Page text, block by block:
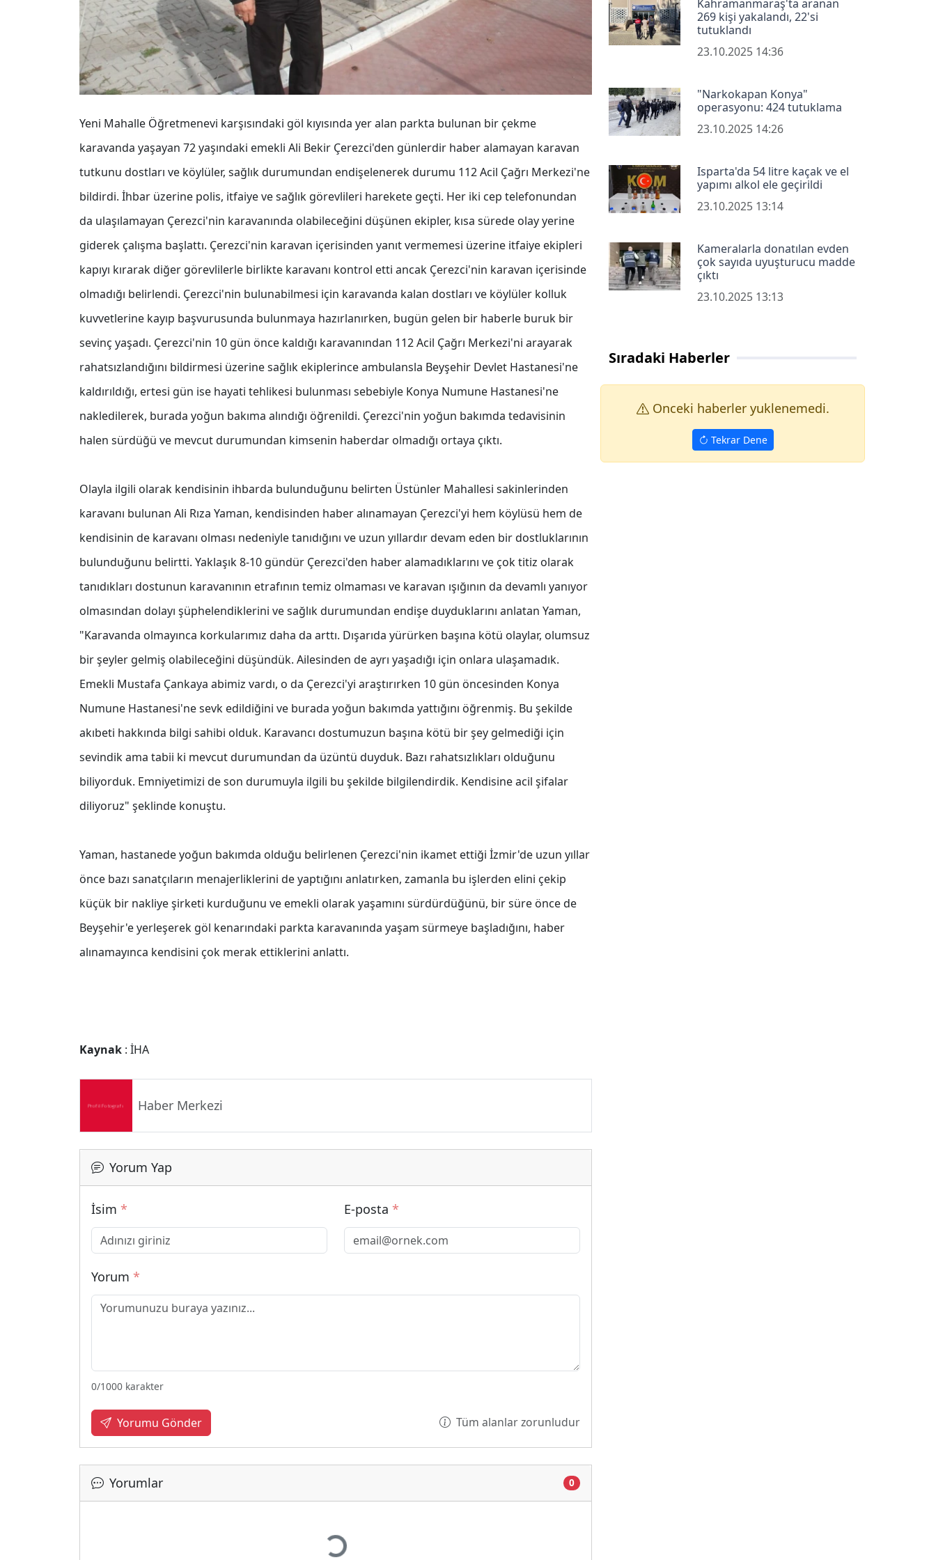
Yeni Mahalle Öğretmenevi karşısındaki göl kıyısında yer alan parkta bulunan bir çekme
karavanda yaşayan 72 yaşındaki emekli Ali Bekir Çerezci'den günlerdir haber alamayan karavan
tutkunu dostları ve köylüler, sağlık durumundan endişelenerek durumu 112 Acil Çağrı Merkezi'ne
bildirdi. İhbar üzerine polis, itfaiye ve sağlık görevlileri harekete geçti. Her iki cep telefonundan
da ulaşılamayan Çerezci'nin karavanında olabileceğini düşünen ekipler, kısa sürede olay yerine
giderek çalışma başlattı. Çerezci'nin karavan içerisinden yanıt vermemesi üzerine itfaiye ekipleri
kapıyı kırarak diğer görevlilerle birlikte karavanı kontrol etti ancak Çerezci'nin karavan içerisinde
olmadığı belirlendi. Çerezci'nin bulunabilmesi için karavanda kalan dostları ve köylüler kolluk
kuvvetlerine kayıp başvurusunda bulunmaya hazırlanırken, bugün gelen bir haberle buruk bir
sevinç yaşadı. Çerezci'nin 10 gün önce kaldığı karavanından 112 Acil Çağrı Merkezi'ni arayarak
rahatsızlandığını bildirmesi üzerine sağlık ekiplerince ambulansla Beyşehir Devlet Hastanesi'ne
kaldırıldığı, ertesi gün ise hayati tehlikesi bulunması sebebiyle Konya Numune Hastanesi'ne
nakledilerek, burada yoğun bakıma alındığı öğrenildi. Çerezci'nin yoğun bakımda tedavisinin
halen sürdüğü ve mevcut durumundan kimsenin haberdar olmadığı ortaya çıktı.
Olayla ilgili olarak kendisinin ihbarda bulunduğunu belirten Üstünler Mahallesi sakinlerinden
karavanı bulunan Ali Rıza Yaman, kendisinden haber alınamayan Çerezci'yi hem köylüsü hem de
kendisinin de karavanı olması nedeniyle tanıdığını ve uzun yıllardır devam eden bir dostluklarının
bulunduğunu belirtti. Yaklaşık 8-10 gündür Çerezci'den haber alamadıklarını ve çok titiz olarak
tanıdıkları dostunun karavanının etrafının temiz olmaması ve karavan ışığının da devamlı yanıyor
olmasından dolayı şüphelendiklerini ve sağlık durumundan endişe duyduklarını anlatan Yaman,
"Karavanda olmayınca korkularımız daha da arttı. Dışarıda yürürken başına kötü olaylar, olumsuz
bir şeyler gelmiş olabileceğini düşündük. Ailesinden de ayrı yaşadığı için onlara ulaşamadık.
Emekli Mustafa Çankaya abimiz vardı, o da Çerezci'yi araştırırken 10 gün öncesinden Konya
Numune Hastanesi'ne sevk edildiğini ve burada yoğun bakımda yattığını öğrenmiş. Bu şekilde
akıbeti hakkında bilgi sahibi olduk. Karavancı dostumuzun başına kötü bir şey gelmediği için
sevindik ama tabii ki mevcut durumundan da üzüntü duyduk. Bazı rahatsızlıkları olduğunu
biliyorduk. Emniyetimizi de son durumuyla ilgili bu şekilde bilgilendirdik. Kendisine acil şifalar
diliyoruz" şeklinde konuştu.
Yaman, hastanede yoğun bakımda olduğu belirlenen Çerezci'nin ikamet ettiği İzmir'de uzun yıllar
önce bazı sanatçıların menajerliklerini de yaptığını anlatırken, zamanla bu işlerden elini çekip
küçük bir nakliye şirketi kurduğunu ve emekli olarak yaşamını sürdürdüğünü, bir süre önce de
Beyşehir'e yerleşerek göl kenarındaki parkta karavanında yaşam sürmeye başladığını, haber
alınamayınca kendisini çok merak ettiklerini anlattı.
Kaynak : İHA
Haber Merkezi
Yorum Yap
İsim * E-posta *
Yorum *
0/1000 karakter
Yorumu Gönder Tüm alanlar zorunludur
Yorumlar 0
Kahramanmaraş'ta aranan
269 kişi yakalandı, 22'si
tutuklandı
23.10.2025 14:36
"Narkokapan Konya"
operasyonu: 424 tutuklama
23.10.2025 14:26
Isparta'da 54 litre kaçak ve el
yapımı alkol ele geçirildi
23.10.2025 13:14
Kameralarla donatılan evden
çok sayıda uyuşturucu madde
çıktı
23.10.2025 13:13
Sıradaki Haberler
Onceki haberler yuklenemedi.
Tekrar Dene